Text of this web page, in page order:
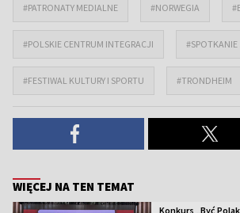
#PATRONATY MEDIALNE #NORWEGIA
#POLSKIE CENTRUM INTEGRACJI #SPOTKANIE
#FESTIWAL KULTURY I SPORTU #TRONDHEIM
WIĘCEJ NA TEN TEMAT
Konkurs „Być